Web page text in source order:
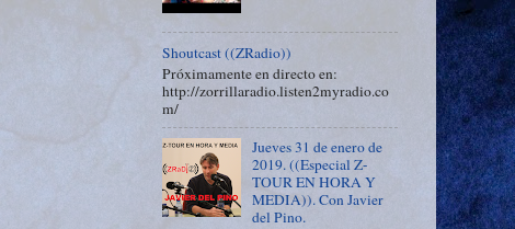
Shoutcast ((ZRadio))
Próximamente en directo en:
http://zorrillaradio.listen2myradio.co
m/
Jueves 31 de enero de
2019. ((Especial Z-
TOUR EN HORA Y
MEDIA)). Con Javier
del Pino.